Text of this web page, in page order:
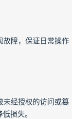
故障，保证日常操作
未经授权的访问或篡
损失。